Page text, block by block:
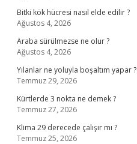
Bitki kök hücresi nasıl elde edilir ?
Ağustos 4, 2026
Araba sürülmezse ne olur ?
Ağustos 4, 2026
Yılanlar ne yoluyla boşaltım yapar ?
Temmuz 29, 2026
Kürtlerde 3 nokta ne demek ?
Temmuz 27, 2026
Klima 29 derecede çalışır mı ?
Temmuz 25, 2026